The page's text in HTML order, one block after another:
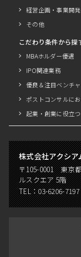
経営企画・事業開
その他
こだわり条件から探
MBAホルダー優遇
IPO関連業務
優良＆注目ベンチ
ポストコンサルに
起業・創業に役立つ
株式会社アクシア
〒105-0001 東京
ルスクエア 5階
TEL：03-6206-7197